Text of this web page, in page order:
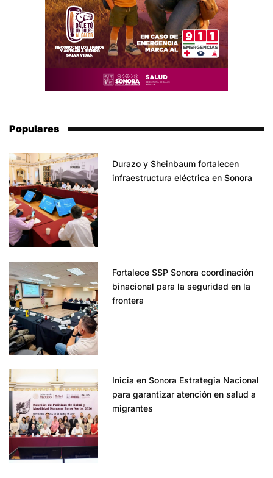
Populares
Durazo y Sheinbaum fortalecen
infraestructura eléctrica en Sonora
Fortalece SSP Sonora coordinación
binacional para la seguridad en la
frontera
Inicia en Sonora Estrategia Nacional
para garantizar atención en salud a
migrantes